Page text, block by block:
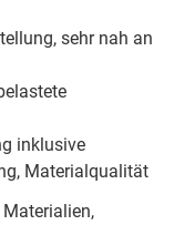
sehr nah an
inklusive
Materialqualität